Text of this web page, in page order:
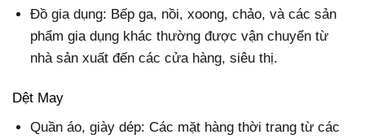
Đồ gia dụng: Bếp ga, nồi, xoong, chảo, và các sản
phẩm gia dụng khác thường được vận chuyển từ
nhà sản xuất đến các cửa hàng, siêu thị.
Dệt May
Quần áo, giày dép: Các mặt hàng thời trang từ các